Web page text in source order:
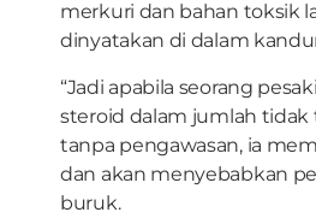
merkuri dan bahan toksik
dinyatakan di dalam
“Jadi apabila seorang
steroid dalam jumlah tidak
tanpa pengawasan, ia
dan akan menyebabkan
buruk.